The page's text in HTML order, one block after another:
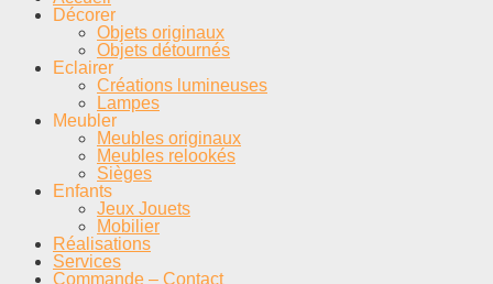
Décorer
Objets originaux
Objets détournés
Eclairer
Créations lumineuses
Lampes
Meubler
Meubles originaux
Meubles relookés
Sièges
Enfants
Jeux Jouets
Mobilier
Réalisations
Services
Commande – Contact